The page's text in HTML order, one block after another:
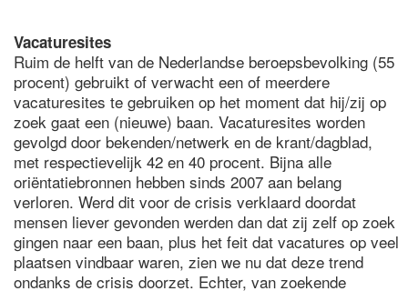
Vacaturesites
Ruim de helft van de Nederlandse beroepsbevolking (55
procent) gebruikt of verwacht een of meerdere
vacaturesites te gebruiken op het moment dat hij/zij op
zoek gaat een (nieuwe) baan. Vacaturesites worden
gevolgd door bekenden/netwerk en de krant/dagblad,
met respectievelijk 42 en 40 procent. Bijna alle
oriëntatiebronnen hebben sinds 2007 aan belang
verloren. Werd dit voor de crisis verklaard doordat
mensen liever gevonden werden dan dat zij zelf op zoek
gingen naar een baan, plus het feit dat vacatures op veel
plaatsen vindbaar waren, zien we nu dat deze trend
ondanks de crisis doorzet. Echter, van zoekende